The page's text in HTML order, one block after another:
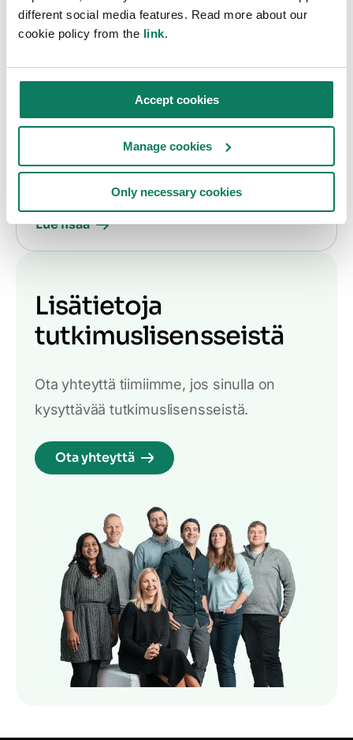
different social media features. Read more about our
cookie policy from the link.
Accept cookies
Manage cookies
Only necessary cookies
Opiskelijan lisenssi
Tarjoamme ilmaisen opiskelijalisenssin
elinkaariarvioinnin opiskelijoille, jotka haluavat
käyttää One Click LCA:ta opintojensa tukena.
Lue lisää
Lisätietoja
tutkimuslisensseistä
Ota yhteyttä tiimiimme, jos sinulla on
kysyttävää tutkimuslisensseistä.
Ota yhteyttä